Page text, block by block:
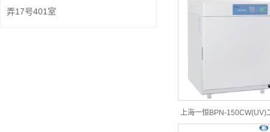
化碳培养箱-普及
上海一恒BPN-150CW(UV)
弄17号401室